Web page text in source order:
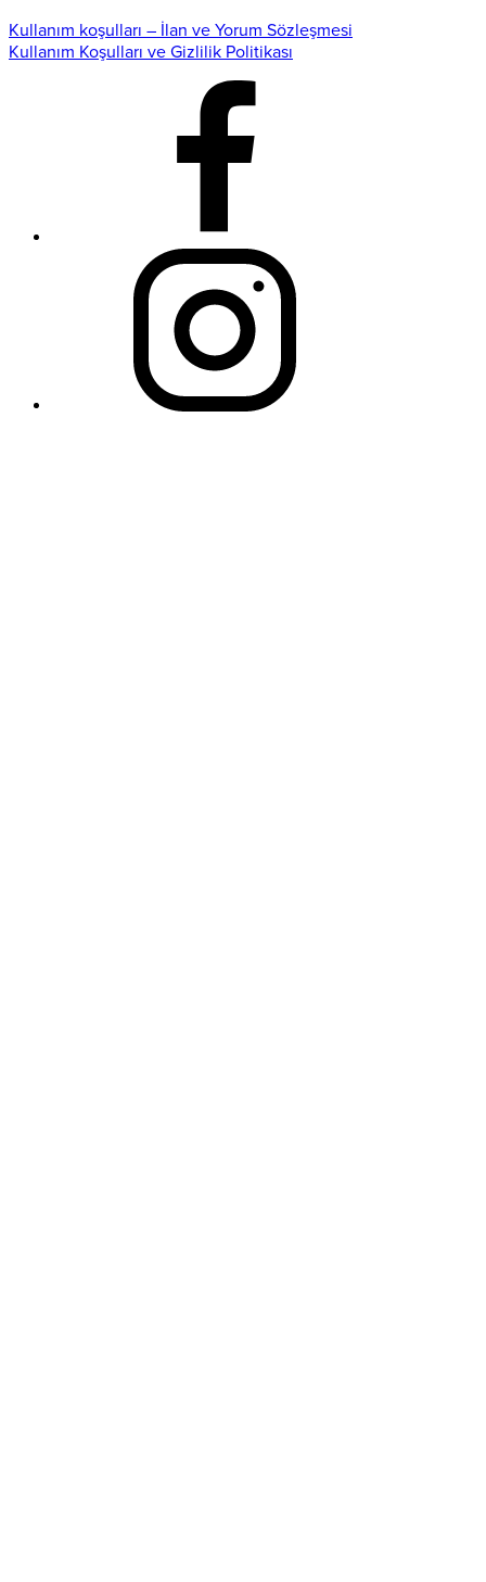
Kullanım koşulları – İlan ve Yorum Sözleşmesi
Kullanım Koşulları ve Gizlilik Politikası